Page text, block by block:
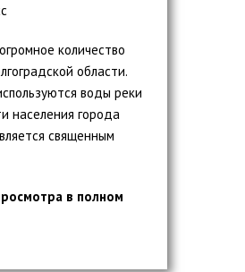
количество
области.
воды реки
населения города
священным
в полном